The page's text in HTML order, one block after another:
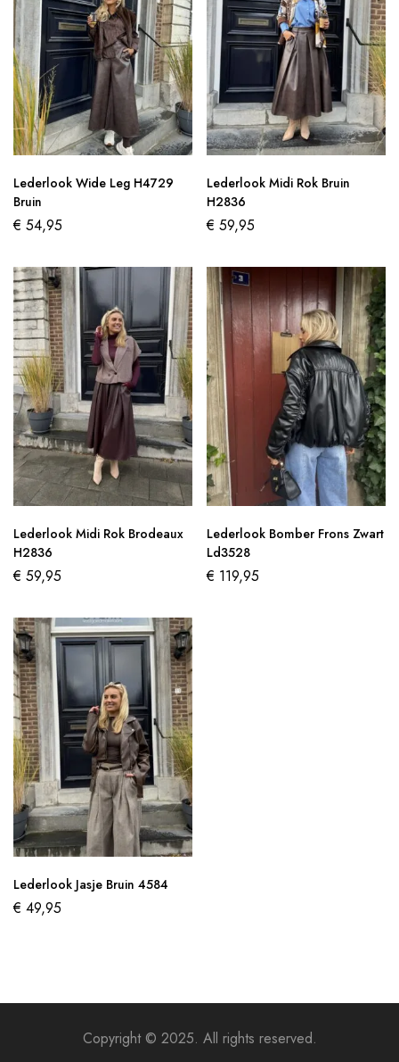
Lederlook Wide Leg H4729
Bruin
€ 54,95
Lederlook Midi Rok Bruin
H2836
€ 59,95
Lederlook Midi Rok Brodeaux
H2836
€ 59,95
Lederlook Bomber Frons Zwart
Ld3528
€ 119,95
Lederlook Jasje Bruin 4584
€ 49,95
Copyright © 2025. All rights reserved.